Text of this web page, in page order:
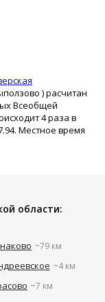
) расчитан
Всеобщей
4 раза в
Местное время
области:
~79 км
~4 км
~7 км